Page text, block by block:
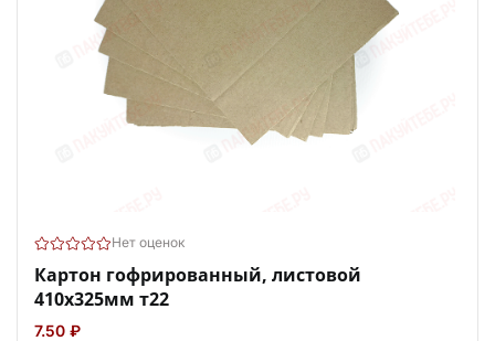
Нет оценок
Картон гофрированный, листовой
410х325мм т22
7.50 ₽